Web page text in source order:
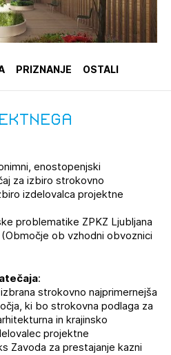
PRIZNANJE OSTALI
enostopenjski
za izbiro strokovno
izdelovalca projektne
problematike ZPKZ Ljubljana
ob vzhodni obvoznici
:
strokovno najprimernejša
ki bo strokovna podlaga za
in krajinsko
projektne
Zavoda za prestajanje kazni
naročil